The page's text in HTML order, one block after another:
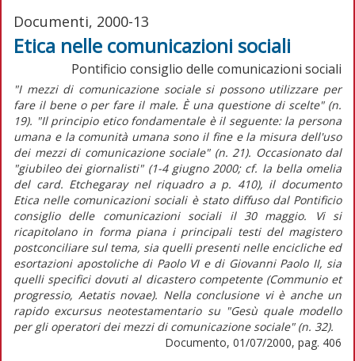
Documenti, 2000-13
Etica nelle comunicazioni sociali
Pontificio consiglio delle comunicazioni sociali
"I mezzi di comunicazione sociale si possono utilizzare per
fare il bene o per fare il male. È una questione di scelte" (n.
19). "Il principio etico fondamentale è il seguente: la persona
umana e la comunità umana sono il fine e la misura dell'uso
dei mezzi di comunicazione sociale" (n. 21). Occasionato dal
"giubileo dei giornalisti" (1-4 giugno 2000; cf. la bella omelia
del card. Etchegaray nel riquadro a p. 410), il documento
Etica nelle comunicazioni sociali è stato diffuso dal Pontificio
consiglio delle comunicazioni sociali il 30 maggio. Vi si
ricapitolano in forma piana i principali testi del magistero
postconciliare sul tema, sia quelli presenti nelle encicliche ed
esortazioni apostoliche di Paolo VI e di Giovanni Paolo II, sia
quelli specifici dovuti al dicastero competente (Communio et
progressio, Aetatis novae). Nella conclusione vi è anche un
rapido excursus neotestamentario su "Gesù quale modello
per gli operatori dei mezzi di comunicazione sociale" (n. 32).
Documento, 01/07/2000, pag. 406